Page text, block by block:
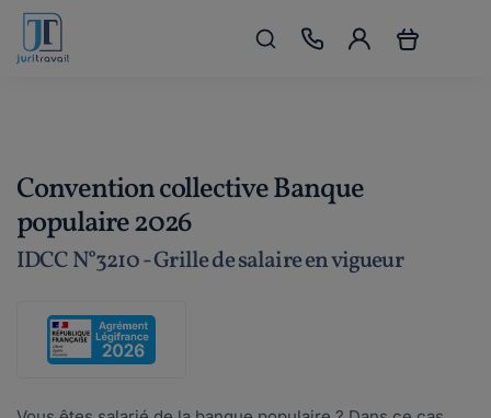
Convention collective Banque
populaire 2026
IDCC N°3210 - Grille de salaire en vigueur